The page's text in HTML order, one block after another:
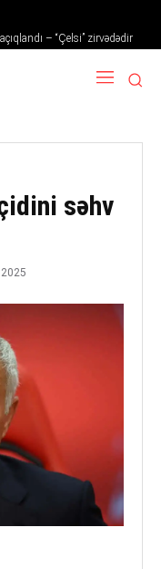
– “Çelsi” zirvədədir
səhv